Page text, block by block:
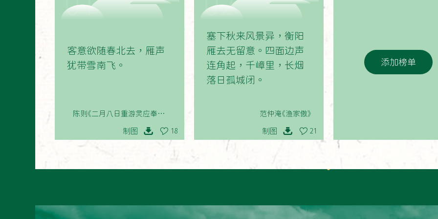
客意欲随春北去，雁声
犹带雪南飞。
陈则《二月八日重游灵应奉简席
炼师》
制图 18
塞下秋来风景异，衡阳
雁去无留意。四面边声
连角起，千嶂里，长烟
落日孤城闭。
范仲淹《渔家傲》
制图 21
添加榜单